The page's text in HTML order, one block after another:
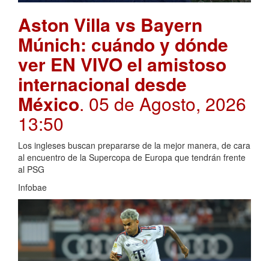
Aston Villa vs Bayern
Múnich: cuándo y dónde
ver EN VIVO el amistoso
internacional desde
México. 05 de Agosto, 2026
13:50
Los ingleses buscan prepararse de la mejor manera, de cara
al encuentro de la Supercopa de Europa que tendrán frente
al PSG
Infobae